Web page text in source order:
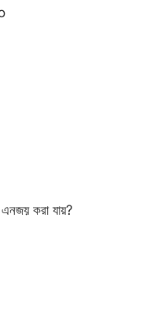
এনজয় করা যায়?